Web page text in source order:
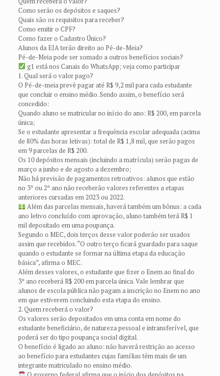
Como serão os depósitos e saques?
Quais são os requisitos para receber?
Como emitir o CPF?
Como fazer o Cadastro Único?
Alunos da EJA terão direito ao Pé-de-Meia?
Pé-de-Meia pode ser somado a outros benefícios sociais?
g1 está nos Canais do WhatsApp; veja como participar
1. Qual será o valor pago?
O Pé-de-meia prevê pagar até R$ 9,2 mil para cada estudante
que concluir o ensino médio. Sendo assim, o benefício será
concedido:
Quando aluno se matricular no início do ano: R$ 200, em parcela
única;
Se o estudante apresentar a frequência escolar adequada (acima
de 80% das horas letivas): total de R$ 1,8 mil, que serão pagos
em 9 parcelas de R$ 200.
Os 10 depósitos mensais (incluindo a matrícula) serão pagas de
março a junho e de agosto a dezembro;
Não há previsão de pagamentos retroativos: alunos que estão
no 3º ou 2º ano não receberão valores referentes a etapas
anteriores cursadas em 2023 ou 2022.
Além das parcelas mensais, haverá também um bônus: a cada
ano letivo concluído com aprovação, aluno também terá R$ 1
mil depositado em uma poupança.
Segundo o MEC, dois terços desse valor poderão ser usados
assim que recebidos. “O outro terço ficará guardado para saque
quando o estudante se formar na última etapa da educação
básica”, afirma o MEC.
Além desses valores, o estudante que fizer o Enem ao final do
3º ano receberá R$ 200 em parcela única. Vale lembrar que
alunos de escola pública não pagam a inscrição no Enem no ano
em que estiverem concluindo esta etapa do ensino.
2. Quem receberá o valor?
Os valores serão depositados em uma conta em nome do
estudante beneficiário, de natureza pessoal e intransferível, que
poderá ser do tipo poupança social digital.
O benefício é ligado ao aluno: não haverá restrição ao acesso
ao benefício para estudantes cujas famílias têm mais de um
integrante matriculado no ensino médio.